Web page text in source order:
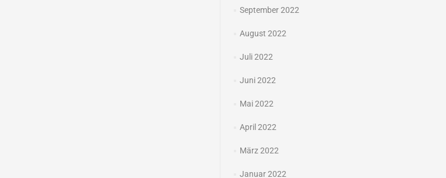
September 2022
August 2022
Juli 2022
Juni 2022
Mai 2022
April 2022
März 2022
Januar 2022